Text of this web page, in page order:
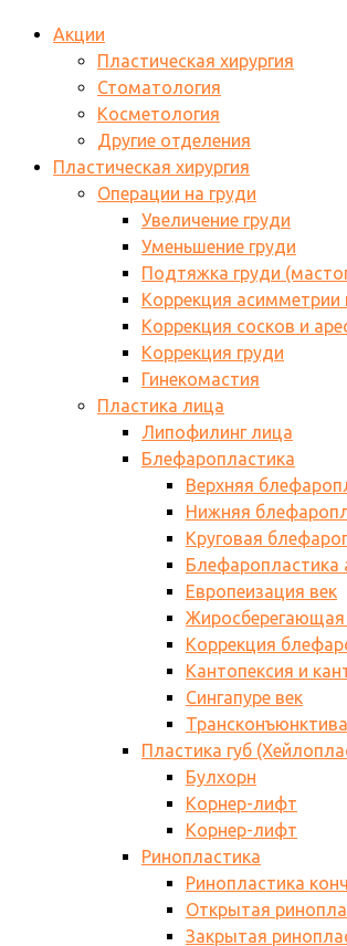
Акции
Пластическая хирургия
Стоматология
Косметология
Другие отделения
Пластическая хирургия
Операции на груди
Увеличение груди
Уменьшение груди
Подтяжка груди
Коррекция асимметрии
Коррекция сосков и
Коррекция груди
Гинекомастия
Пластика лица
Липофилинг лица
Блефаропластика
Верхняя
Нижняя
Круговая
Блефаропластика
Европеизация век
Коррекция
Кантопексия и
Сингапуре век
Пластика губ
Булхорн
Корнер-лифт
Корнер-лифт
Ринопластика
Ринопластика
Открытая
Закрытая